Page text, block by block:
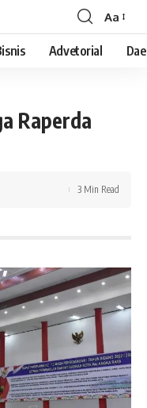
Font
Resizer
Aa
Advetorial
Raperda
3 Min Read